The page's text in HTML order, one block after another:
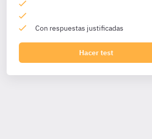
Con respuestas justificadas
Hacer test